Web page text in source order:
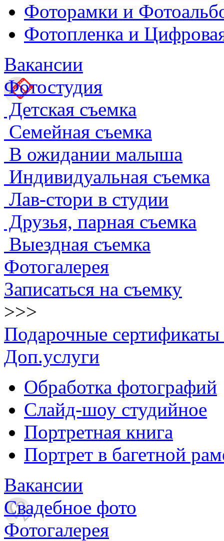
Фоторамки и
Фотопленка и
Вакансии
Фотостудия
Детская съемка
Семейная съемка
В ожидании малыша
Индивидуальная съемка
Лав-стори в студии
Друзья, парная съемка
Выездная съемка
Фотогалерея
Записаться на съемку
>>>
Подарочные
Доп.услуги
Обработка фотографий
Слайд-шоу студийное
Портретная книга
Портрет в багетной
Вакансии
Свадебное фото
Фотогалерея